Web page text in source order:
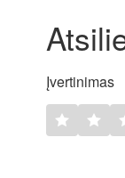
Įvertinimas